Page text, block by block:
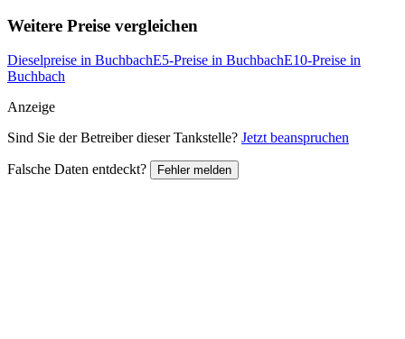
Weitere Preise vergleichen
Dieselpreise in BuchbachE5-Preise in BuchbachE10-Preise in
Buchbach
Anzeige
Sind Sie der Betreiber dieser Tankstelle? Jetzt beanspruchen
Falsche Daten entdeckt? Fehler melden